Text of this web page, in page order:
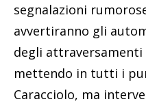
segnalazioni
avvertiranno gli
degli attraversamenti
mettendo in tutti i
Caracciolo, ma